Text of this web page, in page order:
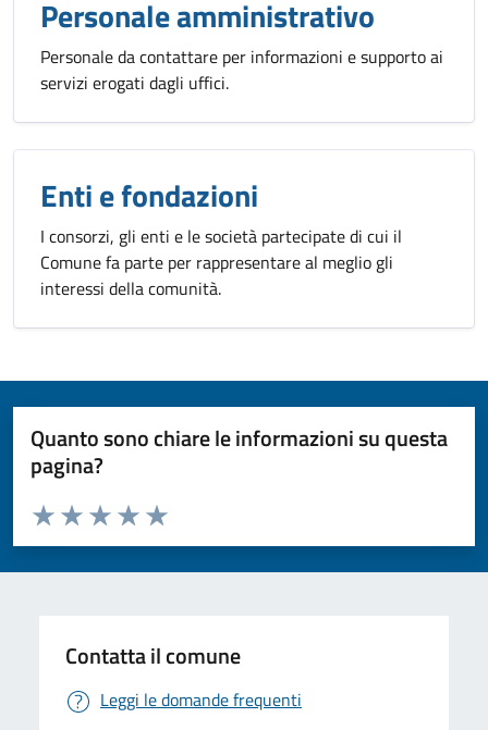
Personale amministrativo
Personale da contattare per informazioni e supporto ai
servizi erogati dagli uffici.
Enti e fondazioni
I consorzi, gli enti e le società partecipate di cui il
Comune fa parte per rappresentare al meglio gli
interessi della comunità.
Quanto sono chiare le informazioni su questa
pagina?
Valuta da 1 a 5 stelle la pagina
Valuta 5 stelle su 5
Valuta 4 stelle su 5
Valuta 3 stelle su 5
Valuta 2 stelle su 5
Valuta 1 stelle su 5
Contatta il comune
Leggi le domande frequenti